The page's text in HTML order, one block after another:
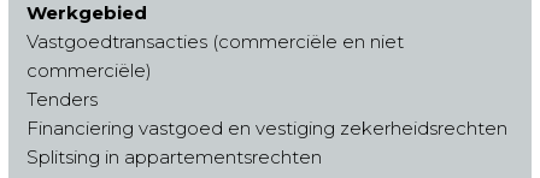
Werkgebied
Vastgoedtransacties (commerciële en niet
commerciële)
Tenders
Financiering vastgoed en vestiging zekerheidsrechten
Splitsing in appartementsrechten